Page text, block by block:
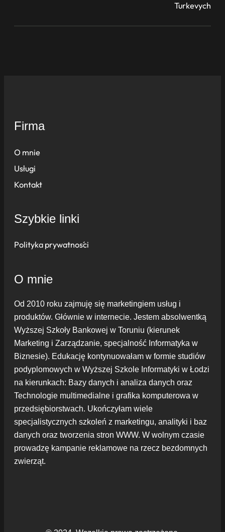
Turkevych
Firma
O mnie
Usługi
Kontakt
Szybkie linki
Polityka prywatności
O mnie
Od 2010 roku zajmuję się marketingiem usług i
produktów. Głównie w internecie. Jestem absolwentką
Wyższej Szkoły Bankowej w Toruniu (kierunek
Marketing i Zarządzanie, specjalność Informatyka w
Biznesie). Edukację kontynuowałam w formie studiów
podyplomowych w Wyższej Szkole Informatyki w Łodzi
na kierunkach: Bazy danych i analiza danych oraz
Technologie multimedialne i grafika komputerowa w
przedsiębiorstwach. Ukończyłam wiele
specjalistycznych szkoleń z marketingu, analityki i baz
danych oraz tworzenia stron WWW. W wolnym czasie
prowadzę kampanie reklamowe na rzecz bezdomnych
zwierząt.